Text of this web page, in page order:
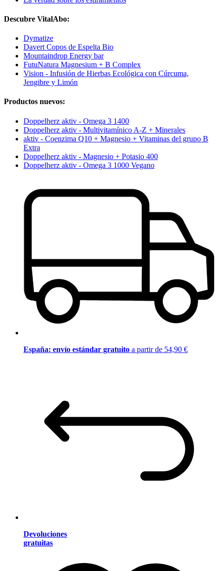
Descubre VitalAbo:
Dymatize
Davert Copos de Espelta Bio
Mountaindrop Energy bar
FutuNatura Magnesium + B Complex
Vision - Infusión de Hierbas Ecológica con Cúrcuma,
Jengibre y Limón
Productos nuevos:
Doppelherz aktiv - Omega 3 1400
Doppelherz aktiv - Multivitamínico A-Z + Minerales
aktiv - Coenzima Q10 + Magnesio + Vitaminas del grupo B
Extra
Doppelherz aktiv - Magnesio + Potasio 400
Doppelherz aktiv - Omega 3 1000 Vegano
España: envío estándar gratuito a partir de 54,90 €
Devoluciones
gratuitas